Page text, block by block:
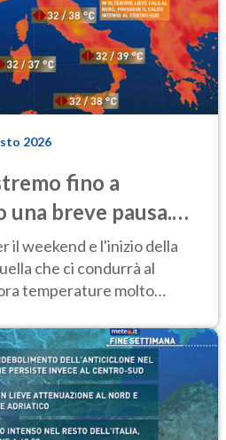
2026
fino a
una breve pausa.
il weekend e l'inizio della
che ci condurrà al
temperature molto